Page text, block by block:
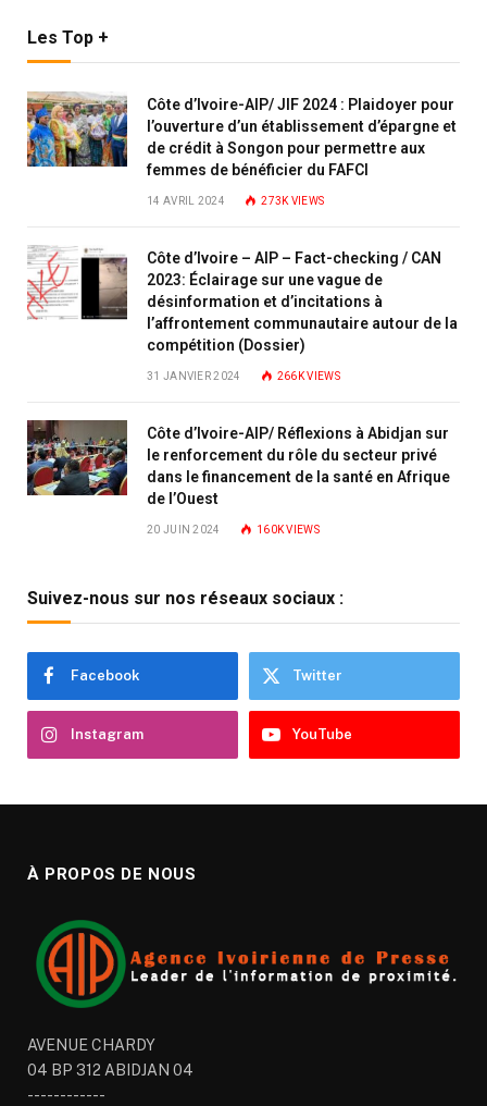
Les Top +
Côte d’Ivoire-AIP/ JIF 2024 : Plaidoyer pour
l’ouverture d’un établissement d’épargne et
de crédit à Songon pour permettre aux
femmes de bénéficier du FAFCI
14 AVRIL 2024 273K VIEWS
Côte d’Ivoire – AIP – Fact-checking / CAN
2023: Éclairage sur une vague de
désinformation et d’incitations à
l’affrontement communautaire autour de la
compétition (Dossier)
31 JANVIER 2024 266KVIEWS
Côte d’Ivoire-AIP/ Réflexions à Abidjan sur
le renforcement du rôle du secteur privé
dans le financement de la santé en Afrique
de l’Ouest
20 JUIN 2024 160KVIEWS
Suivez-nous sur nos réseaux sociaux :
Facebook Twitter
Instagram YouTube
À PROPOS DE NOUS
AVENUE CHARDY
04 BP 312 ABIDJAN 04
------------